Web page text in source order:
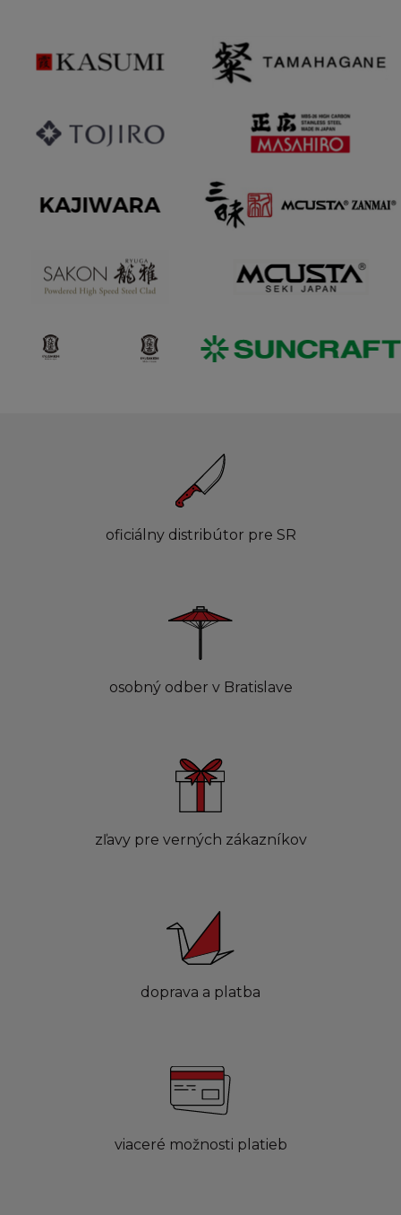
oficiálny distribútor pre SR
osobný odber v Bratislave
zľavy pre verných zákazníkov
doprava a platba
viaceré možnosti platieb